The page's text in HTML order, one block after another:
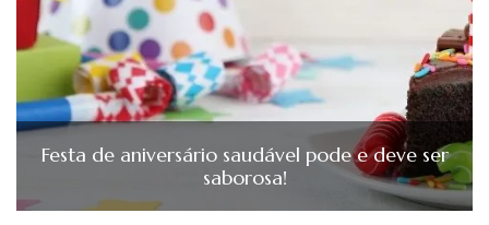
Festa de aniversário saudável pode e deve ser
saborosa!